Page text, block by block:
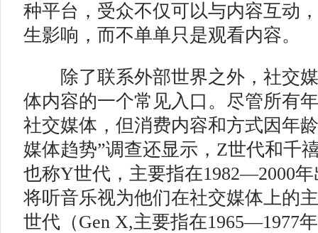
种平台，受众不仅可以与内容互动
生影响，而不单单只是观看内容。
除了联系外部世界之外，社交媒
体内容的一个常见入口。尽管所有
社交媒体，但消费内容和方式因年
媒体趋势”调查还显示，Z世代和千
也称Y世代，主要指在1982—2000
将听音乐视为他们在社交媒体上的
世代（Gen X,主要指在1965—1977